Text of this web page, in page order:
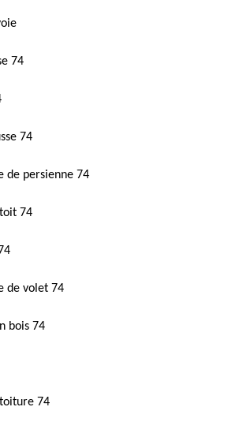
74
74
de persienne 74
74
de volet 74
bois 74
74